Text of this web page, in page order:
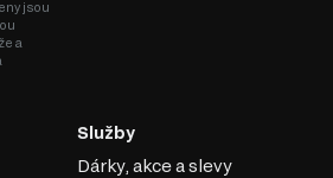
DTD je dobře chráněné proti
a mechanickému poškození.
zajišťují minimální úroveň emisí
ekologickými normami.
vytvářet jak standardní, tak
jsou
a
Služby
Dárky, akce a slevy